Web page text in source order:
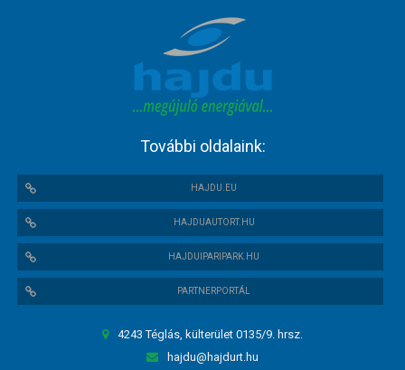
További oldalaink:
HAJDU.EU
HAJDUAUTORT.HU
HAJDUIPARIPARK.HU
PARTNERPORTÁL
4243 Téglás, külterület 0135/9. hrsz.
hajdu@hajdurt.hu